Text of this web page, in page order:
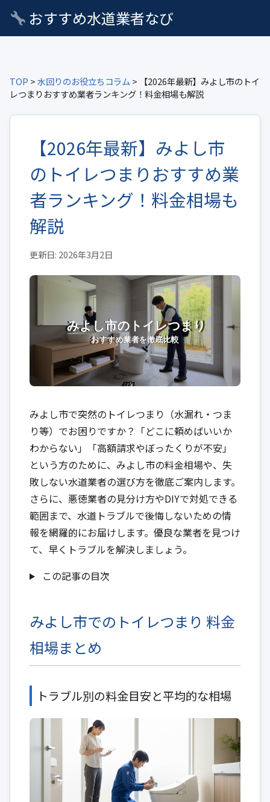
おすすめ水道業者なび
TOP >水回りのお役立ちコラム > 【2026年最新】みよし市のトイ
レつまりおすすめ業者ランキング！料金相場も解説
【2026年最新】みよし市
のトイレつまりおすすめ業
者ランキング！料金相場も
解説
更新日: 2026年3月2日
みよし市で突然のトイレつまり（水漏れ・つま
り等）でお困りですか？「どこに頼めばいいか
わからない」「高額請求やぼったくりが不安」
という方のために、みよし市の料金相場や、失
敗しない水道業者の選び方を徹底ご案内します。
さらに、悪徳業者の見分け方やDIYで対処できる
範囲まで、水道トラブルで後悔しないための情
報を網羅的にお届けします。優良な業者を見つけ
て、早くトラブルを解決しましょう。
この記事の目次
みよし市でのトイレつまり 料金
相場まとめ
トラブル別の料金目安と平均的な相場